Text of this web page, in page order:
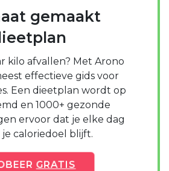
gemaakt
kilo afvallen? Met Arono
effectieve gids voor
Een dieetplan wordt op
en 1000+ gezonde
ervoor dat je elke dag
caloriedoel blijft.
GRATIS